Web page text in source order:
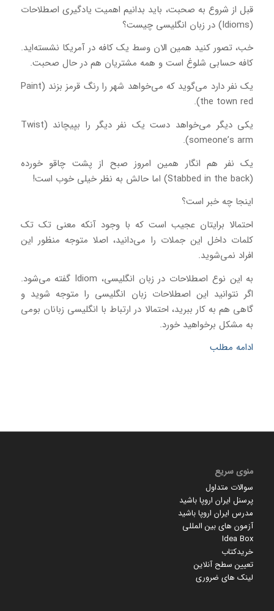
قبل از شروع به صحبت، باید بدانیم اهمیت یادگیری اصطلاحات
(Idioms) در زبان انگلیسی چیست؟
خب، تصور کنید همین الان وسط یک کافه در آمریکا نشسته‌اید.
کافه حسابی شلوغ است و همه مشتریان هم در حال صحبت.
یک نفر دارد می‌گوید که می‌خواهد شهر را رنگ قرمز بزند (Paint
the town red).
یکی دیگر می‌خواهد دست یک نفر دیگر را بپیچاند (Twist
someone’s arm).
یک نفر هم انگار همین امروز صبح از پشت چاقو خورده
(Stabbed in the back) اما حالش به نظر خیلی خوب است!
اینجا چه خبر است؟
احتمالا برایتان عجیب است که با وجود آنکه معنی تک تک
کلمات داخل این جملات را می‌دانید، اصلا متوجه منظور این
افراد نمی‌شوید.
به این نوع اصطلاحات در زبان انگلیسی، Idiom گفته می‌شود.
اگر نتوانید این اصطلاحات زبان انگلیسی را متوجه شوید و
گاهی هم به کار ببرید، احتمالا در ارتباط با انگلیسی زبانان بومی
به مشکل برخواهید خورد.
ادامه مطلب
منوی سریع
سوالات متداول
پرسنل ایران اروپا باشید
مدرس ایران اروپا باشید
آزمون های بین المللی
Idea Box
خریدکتاب
تعیین سطح آنلاین
لینک های ضروری